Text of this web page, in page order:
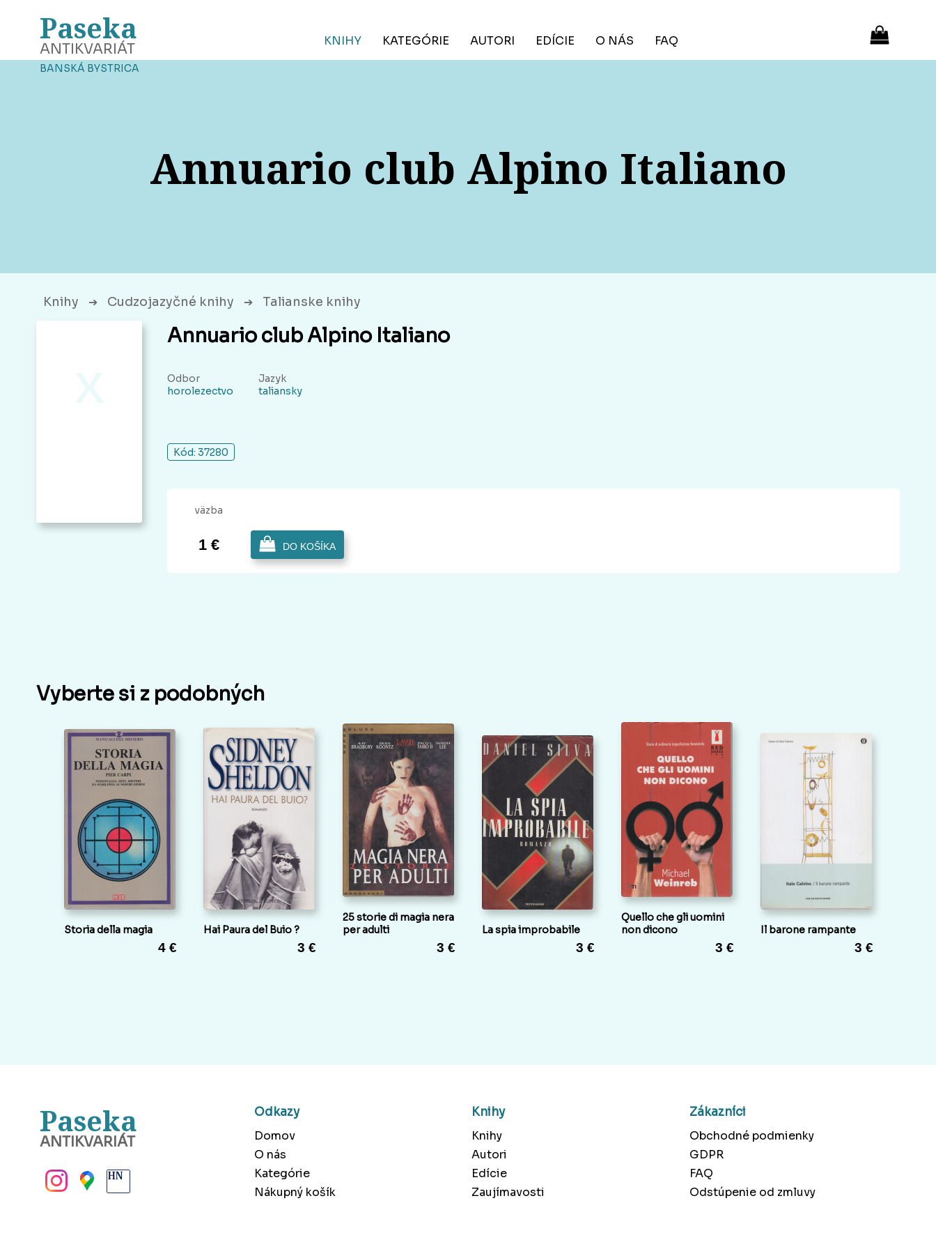
Paseka
ANTIKVARIÁT
BANSKÁ BYSTRICA
KNIHY KATEGÓRIE AUTORI EDÍCIE O NÁS FAQ
Annuario club Alpino Italiano
Knihy ➔ Cudzojazyčné knihy ➔ Talianske knihy
Annuario club Alpino Italiano
Odbor
horolezectvo
Jazyk
taliansky
Kód: 37280
väzba
1 € DO KOŠÍKA
Vyberte si z podobných
Storia della magia
4 €
Hai Paura del Buio ?
3 €
25 storie di magia nera
per adulti
3 €
La spia improbabile
3 €
Quello che gli uomini
non dicono
3 €
Il barone rampante
3 €
Paseka
ANTIKVARIÁT
Odkazy
Domov
O nás
Kategórie
Nákupný košík
Knihy
Knihy
Autori
Edície
Zaujímavosti
Zákazníci
Obchodné podmienky
GDPR
FAQ
Odstúpenie od zmluvy